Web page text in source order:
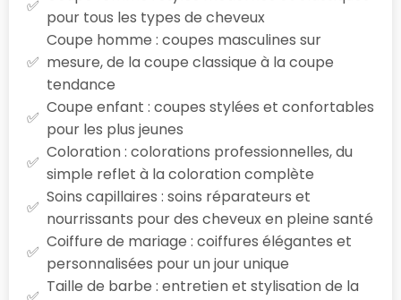
pour tous les types de cheveux
Coupe homme : coupes masculines sur
mesure, de la coupe classique à la coupe
tendance
Coupe enfant : coupes stylées et confortables
pour les plus jeunes
Coloration : colorations professionnelles, du
simple reflet à la coloration complète
Soins capillaires : soins réparateurs et
nourrissants pour des cheveux en pleine santé
Coiffure de mariage : coiffures élégantes et
personnalisées pour un jour unique
Taille de barbe : entretien et stylisation de la